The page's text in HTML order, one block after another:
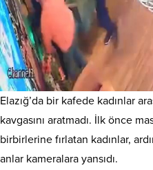
Elazığ’da bir kafede kadınlar
kavgasını aratmadı. İlk önce
birbirlerine fırlatan kadınlar,
anlar kameralara yansıdı.